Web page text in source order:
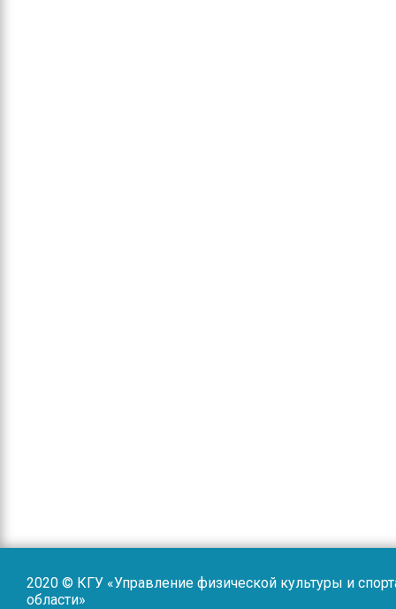
2020 © КГУ «Управление физической культуры и
области»